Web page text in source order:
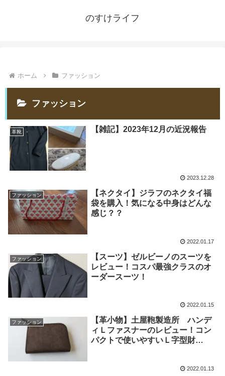
のすけライフ
ホーム ファッション
ファッション
革靴 【雑記】2023年12月の近況報告
2023.12.28
ファッション
【ネクタイ】ジラフのネクタイ福
袋を購入！気になる中身はどんな
感じ？？
2022.01.17
ファッション
【スーツ】ゼルビーノのスーツを
レビュー！コスパ最強クラスのオ
ーダースーツ！
2022.01.15
ファッション
【革小物】土屋鞄製造所 ハンデ
ィＬファスナーのレビュー！コン
パクトで使いやすいＬ字型財
2022.01.13